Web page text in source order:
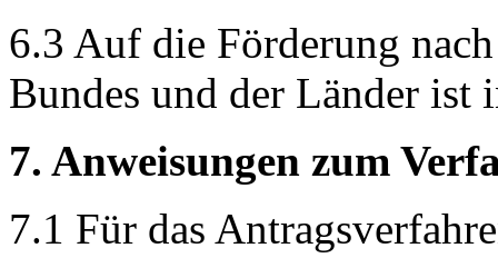
6.3 Auf die Förderung
Bundes und der Länder ist
7. Anweisungen zum
7.1 Für das